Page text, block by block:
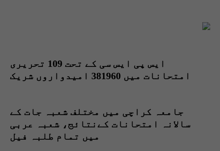
ایس پی ایس سی کے تحت 109 تحریری
امتحانات میں 381960 امیدواروں شریک
جامعہ کراچی میں مختلف شعبہ جات کے
سالانہ امتحانات کےنتائج، شعبہ عربی
میں تمام طلبہ فیل